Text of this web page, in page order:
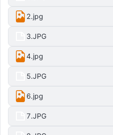
2.jpg
3.JPG
4.jpg
5.JPG
6.jpg
7.JPG